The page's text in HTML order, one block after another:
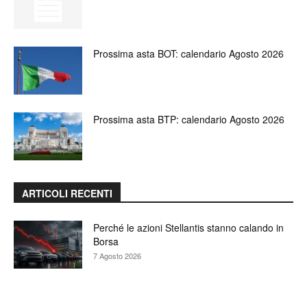
Prossima asta BOT: calendario Agosto 2026
Prossima asta BTP: calendario Agosto 2026
ARTICOLI RECENTI
Perché le azioni Stellantis stanno calando in
Borsa
7 Agosto 2026